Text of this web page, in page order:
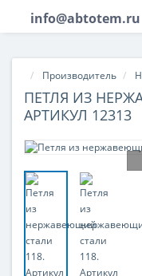
info@abtotem.ru
Производитель
ПЕТЛЯ ИЗ
АРТИКУЛ 12313